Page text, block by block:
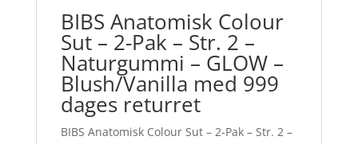
BIBS Anatomisk Colour
Sut – 2-Pak – Str. 2 –
Naturgummi – GLOW –
Blush/Vanilla med 999
dages returret
BIBS Anatomisk Colour Sut – 2-Pak – Str. 2 –